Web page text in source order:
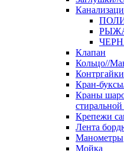
Клапан
Кольцо//
Контргайки
Кран-
Краны
Крепежи
Лента
Манометры
Мойка